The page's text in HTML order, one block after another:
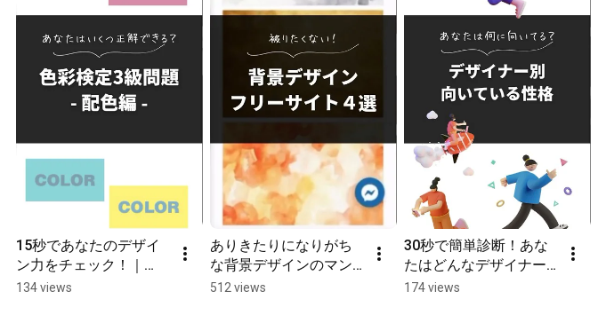
15秒であなたのデザイ
ン力をチェック！｜
Code Camp　#webデ
134 views
ありきたりになりがち
な背景デザインのマン
ネリ化卒業！｜ Code
512 views
30秒で簡単診断！あな
たはどんなデザイナー
に向いてる？｜Code
174 views